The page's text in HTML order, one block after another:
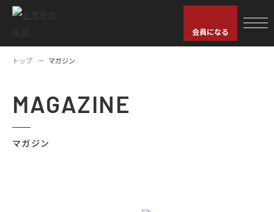
会員になる
トップ マガジン
MAGAZINE
マガジン